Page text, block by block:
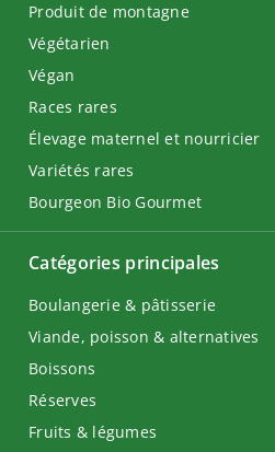
Catégories principales
Boulangerie & pâtisserie
Viande, poisson & alternatives
Boissons
Réserves
Fruits & légumes
Produit de montagne
Végétarien
Végan
Races rares
Élevage maternel et nourricier
Variétés rares
Bourgeon Bio Gourmet